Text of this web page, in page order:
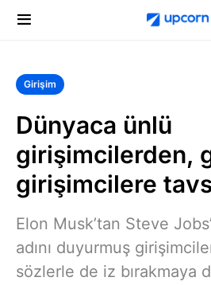
Girişim
Dünyaca ünlü
girişimcilerden,
girişimcilere
Elon Musk’tan Steve
adını duyurmuş
sözlerle de iz bırakmaya